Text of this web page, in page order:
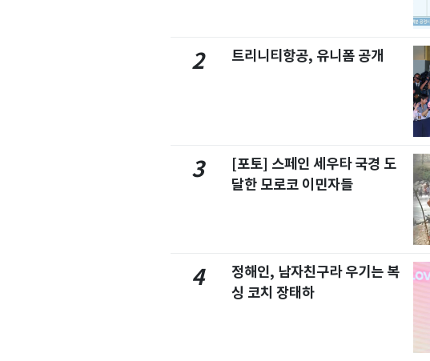
2 트리니티항공, 유니폼 공개
3
[포토] 스페인 세우타 국경 도
달한 모로코 이민자들
4
정해인, 남자친구라 우기는 복
싱 코치 장태하